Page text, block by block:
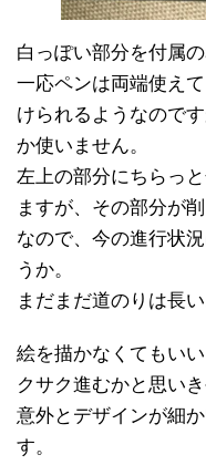
白っぽい部分を付属
一応ペンは両端使え
けられるようなので
か使いません。
左上の部分にちらっ
ますが、その部分が削
なので、今の進行状
うか。
まだまだ道のりは長い
絵を描かなくてもい
クサク進むかと思い
意外とデザインが細
す。